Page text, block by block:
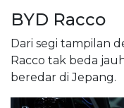
BYD Racco
Dari segi tampilan
Racco tak beda
beredar di Jepang.